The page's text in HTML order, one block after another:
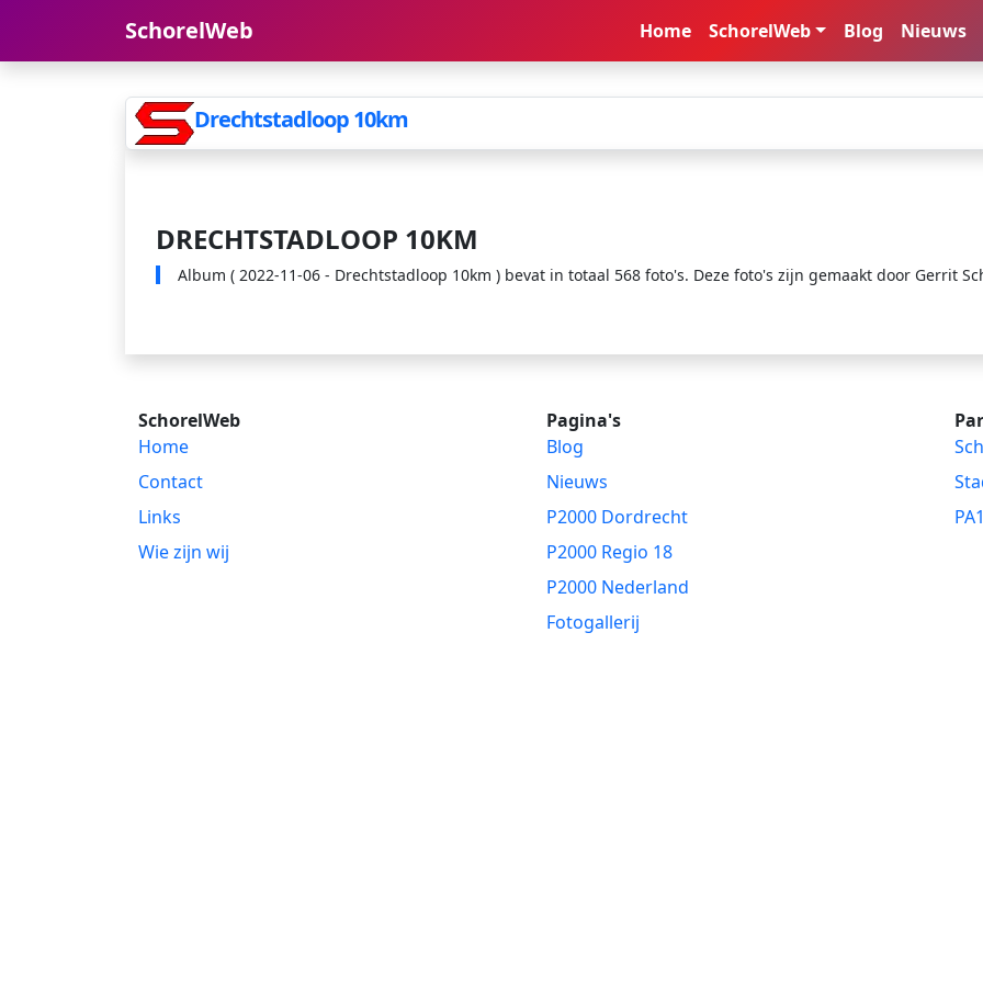
SchorelWeb Home SchorelWeb Blog Nieuws
Drechtstadloop 10km
DRECHTSTADLOOP 10KM
Album ( 2022-11-06 - Drechtstadloop 10km ) bevat in totaal 568 foto's. Deze foto's zijn gemaakt door Gerrit
SchorelWeb
Home
Contact
Links
Wie zijn wij
Pagina's
Blog
Nieuws
P2000 Dordrecht
P2000 Regio 18
P2000 Nederland
Fotogallerij